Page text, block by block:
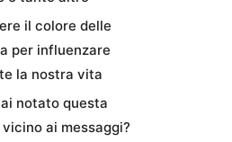
il colore delle
per influenzare
la nostra vita
notato questa
ai messaggi?